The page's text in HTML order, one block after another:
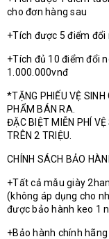
cho đơn hàng sau
+Tích được 5 điểm
+Tích đủ 10 điểm đổi
1.000.000vnđ
*TẶNG PHIẾU VỆ
PHẨM BÁN RA.
ĐẶC BIỆT MIỄN PHÍ
TRÊN 2 TRIỆU.
CHÍNH SÁCH BẢO
+Tất cả mẫu giày
(không áp dụng cho
được bảo hành keo 1
+Bảo hành chính